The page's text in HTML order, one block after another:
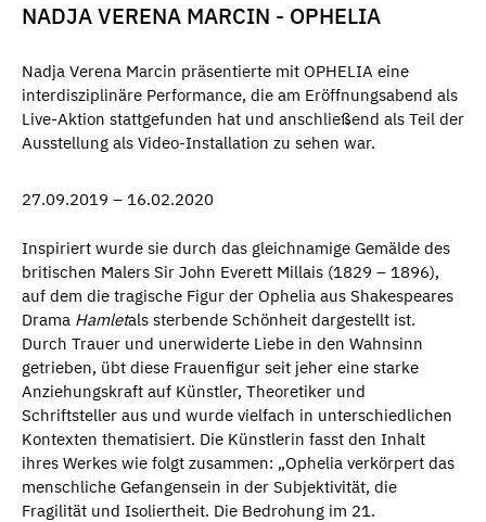
NADJA VERENA MARCIN - OPHELIA
Nadja Verena Marcin präsentierte mit OPHELIA eine
interdisziplinäre Performance, die am Eröffnungsabend als
Live-Aktion stattgefunden hat und anschließend als Teil der
Ausstellung als Video-Installation zu sehen war.
27.09.2019 – 16.02.2020
Inspiriert wurde sie durch das gleichnamige Gemälde des
britischen Malers Sir John Everett Millais (1829 – 1896),
auf dem die tragische Figur der Ophelia aus Shakespeares
Drama Hamletals sterbende Schönheit dargestellt ist.
Durch Trauer und unerwiderte Liebe in den Wahnsinn
getrieben, übt diese Frauenfigur seit jeher eine starke
Anziehungskraft auf Künstler, Theoretiker und
Schriftsteller aus und wurde vielfach in unterschiedlichen
Kontexten thematisiert. Die Künstlerin fasst den Inhalt
ihres Werkes wie folgt zusammen: „Ophelia verkörpert das
menschliche Gefangensein in der Subjektivität, die
Fragilität und Isoliertheit. Die Bedrohung im 21.